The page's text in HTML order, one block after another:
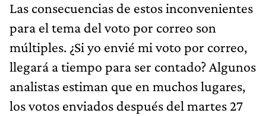
Las consecuencias de estos inconvenientes
para el tema del voto por correo son
múltiples. ¿Si yo envié mi voto por correo,
llegará a tiempo para ser contado? Algunos
analistas estiman que en muchos lugares,
los votos enviados después del martes 27